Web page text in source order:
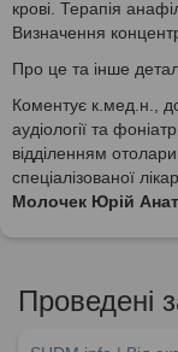
крові. Терапія
Визначення
Про це та інше
Коментує к.мед.н.,
аудіології та
відділенням
спеціалізованої
Молочек Юрій
Проведені